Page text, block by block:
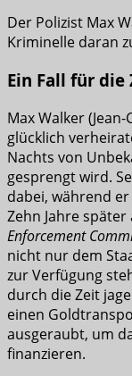
Der Polizist Max
Kriminelle daran
Ein Fall für
Max Walker
glücklich
Nachts von
gesprengt wird.
dabei, während
Zehn Jahre
Enforcement
nicht nur dem
zur Verfügung
durch die Zeit
einen
ausgeraubt, um
finanzieren.